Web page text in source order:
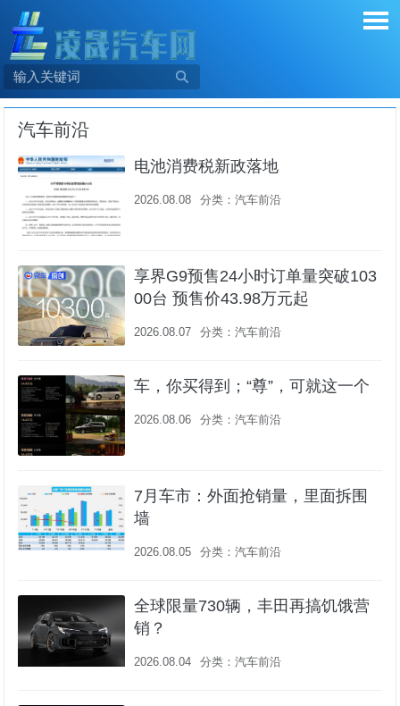

汽车前沿
电池消费税新政落地
2026.08.08 分类：汽车前沿
享界G9预售24小时订单量突破103
00台 预售价43.98万元起
2026.08.07 分类：汽车前沿
车，你买得到；“尊”，可就这一个
2026.08.06 分类：汽车前沿
7月车市：外面抢销量，里面拆围
墙
2026.08.05 分类：汽车前沿
全球限量730辆，丰田再搞饥饿营
销？
2026.08.04 分类：汽车前沿